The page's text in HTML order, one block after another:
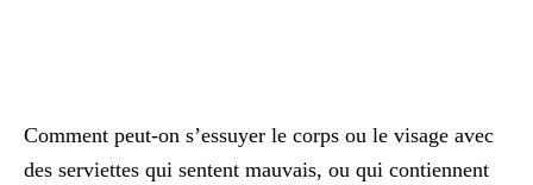
Comment peut-on s’essuyer le corps ou le visage avec
des serviettes qui sentent mauvais, ou qui contiennent